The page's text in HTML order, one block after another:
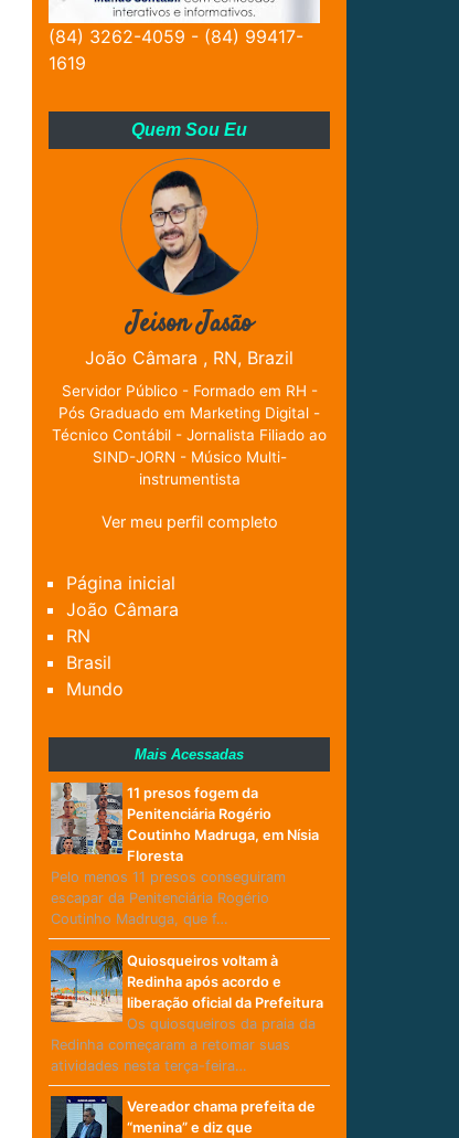
(84) 3262-4059 - (84) 99417-
1619
Quem Sou Eu
Jeison Jasão
João Câmara , RN, Brazil
Servidor Público - Formado em RH -
Pós Graduado em Marketing Digital -
Técnico Contábil - Jornalista Filiado ao
SIND-JORN - Músico Multi-
instrumentista
Ver meu perfil completo
Página inicial
João Câmara
RN
Brasil
Mundo
Mais Acessadas
11 presos fogem da
Penitenciária Rogério
Coutinho Madruga, em Nísia
Floresta
Pelo menos 11 presos conseguiram
escapar da Penitenciária Rogério
Coutinho Madruga, que f…
Quiosqueiros voltam à
Redinha após acordo e
liberação oficial da Prefeitura
Os quiosqueiros da praia da
Redinha começaram a retomar suas
atividades nesta terça-feira…
Vereador chama prefeita de
“menina” e diz que